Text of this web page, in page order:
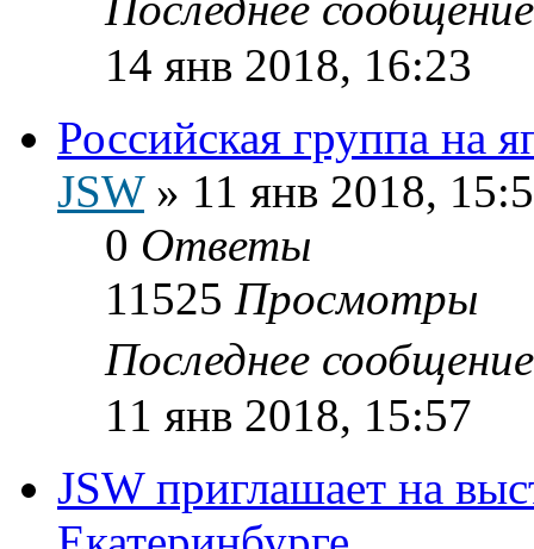
14 янв 2018, 16:23
Российская группа на
JSW» 11 янв 2018,
0 Ответы
11525 Просмотры
Последнее
11 янв 2018, 15:57
JSW приглашает на